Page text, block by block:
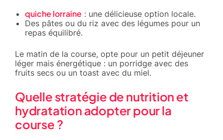
quiche lorraine : une délicieuse option locale.
Des pâtes ou du riz avec des légumes pour un
repas équilibré.
Le matin de la course, opte pour un petit déjeuner
léger mais énergétique : un porridge avec des
fruits secs ou un toast avec du miel.
Quelle stratégie de nutrition et
hydratation adopter pour la
course ?